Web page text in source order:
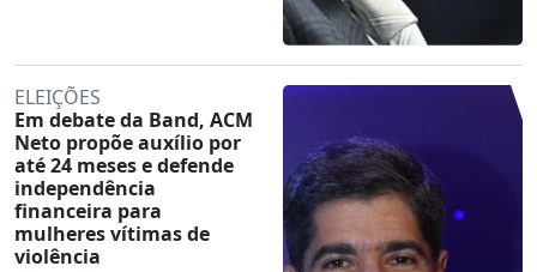
ELEIÇÕES
Em debate da Band, ACM
Neto propõe auxílio por
até 24 meses e defende
independência
financeira para
mulheres vítimas de
violência